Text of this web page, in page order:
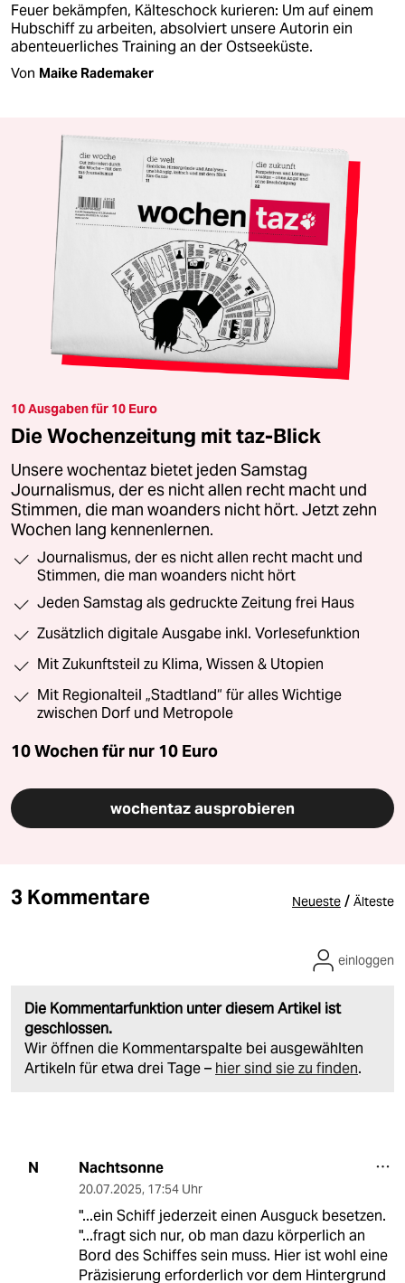
Feuer bekämpfen, Kälteschock kurieren: Um auf einem
Hubschiff zu arbeiten, absolviert unsere Autorin ein
abenteuerliches Training an der Ostseeküste.
Von Maike Rademaker
10 Ausgaben für 10 Euro
Die Wochenzeitung mit taz-Blick
Unsere wochentaz bietet jeden Samstag
Journalismus, der es nicht allen recht macht und
Stimmen, die man woanders nicht hört. Jetzt zehn
Wochen lang kennenlernen.
Journalismus, der es nicht allen recht macht und
Stimmen, die man woanders nicht hört
Jeden Samstag als gedruckte Zeitung frei Haus
Zusätzlich digitale Ausgabe inkl. Vorlesefunktion
Mit Zukunftsteil zu Klima, Wissen & Utopien
Mit Regionalteil „Stadtland“ für alles Wichtige
zwischen Dorf und Metropole
10 Wochen für nur 10 Euro
wochentaz ausprobieren
3 Kommentare Neueste / Älteste
Die Kommentarfunktion unter diesem Artikel ist
geschlossen.
Wir öffnen die Kommentarspalte bei ausgewählten
Artikeln für etwa drei Tage – hier sind sie zu finden.
einloggen
N Nachtsonne
20.07.2025, 17:54 Uhr
"...ein Schiff jederzeit einen Ausguck besetzen.
"...fragt sich nur, ob man dazu körperlich an
Bord des Schiffes sein muss. Hier ist wohl eine
Präzisierung erforderlich vor dem Hintergrund